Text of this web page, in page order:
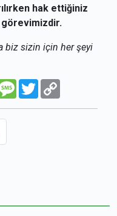
hak ettiğiniz
görevimizdir.
biz sizin için her şeyi
Message
Twitter